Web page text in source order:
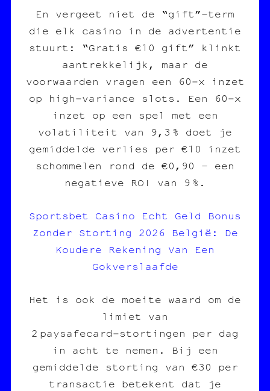
En vergeet niet de “gift”‑term
die elk casino in de advertentie
stuurt: “Gratis €10 gift” klinkt
aantrekkelijk, maar de
voorwaarden vragen een 60‑x inzet
op high‑variance slots. Een 60‑x
inzet op een spel met een
volatiliteit van 9,3 % doet je
gemiddelde verlies per €10 inzet
schommelen rond de €0,90 – een
negatieve ROI van 9 %.
Sportsbet Casino Echt Geld Bonus
Zonder Storting 2026 België: De
Koudere Rekening Van Een
Gokverslaafde
Het is ook de moeite waard om de
limiet van
2 paysafecard‑stortingen per dag
in acht te nemen. Bij een
gemiddelde storting van €30 per
transactie betekent dat je